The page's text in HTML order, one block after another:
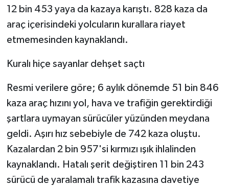
12 bin 453 yaya da kazaya karıştı. 828 kaza da
araç içerisindeki yolcuların kurallara riayet
etmemesinden kaynaklandı.
Kuralı hiçe sayanlar dehşet saçtı
Resmi verilere göre; 6 aylık dönemde 51 bin 846
kaza araç hızını yol, hava ve trafiğin gerektirdiği
şartlara uymayan sürücüler yüzünden meydana
geldi. Aşırı hız sebebiyle de 742 kaza oluştu.
Kazalardan 2 bin 957'si kırmızı ışık ihlalinden
kaynaklandı. Hatalı şerit değiştiren 11 bin 243
sürücü de yaralamalı trafik kazasına davetiye